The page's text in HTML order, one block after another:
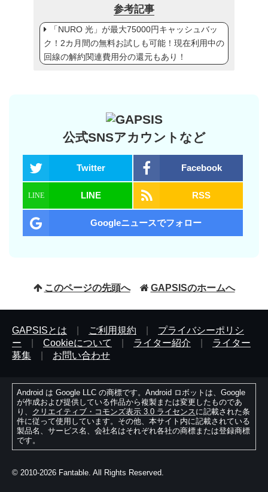
参考記事
「NURO 光」が最大75000円キャッシュバッ
ク！2カ月間の無料お試しも可能！現在利用中の
回線の解約関連費用分の還元もあり！
公式SNSアカウントなど
Twitter Facebook
LINE RSS
Googleニュースでフォロー
このページの先頭へ GAPSISのホームへ
GAPSISとは ご利用規約
プライバシーポリシ
ー
Cookieについて ライター紹介
ライター
募集
お問い合わせ
Android は Google LLC の商標です。Android ロボットは、Google
が作成および提供している作品から複製または変更したものであ
り、 クリエイティブ・コモンズ表示 3.0 ライセンスに記載された条
件に従って使用しています。その他、本サイト内に記載されている
製品名、サービス名、会社名はそれぞれ各社の商標または登録商標
です。
© 2010-2026 Fantable. All Rights Reserved.